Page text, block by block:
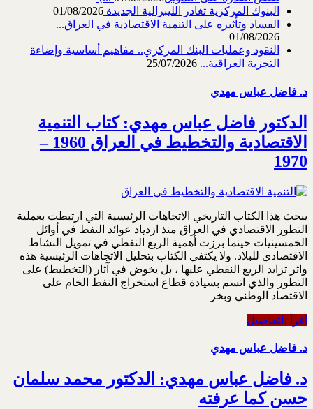
البنوك المركزية تغادر الليبرالية الجديدة 01/08/2026
الفساد وتأثيره على التنمية الاقتصادية في العراق...
01/08/2026
النقود وعمليات البنك المركزي.. مفاهيم أساسية وإضاءة
التجربة العراقية... 25/07/2026
د. فاضل عباس مهدي
الدكتور فاضل عباس مهدي: كتاب التنمية
الاقتصادية والتخطيط في العراق 1960 –
1970
يبحث هذا الكتاب التاريخي الاتجاهات الرئيسية التي ارتبطت بعملية
التطور الاقتصادي في العراق منذ ازدياد عوائد النفط في أوائل
الخمسينيات حينما برزت أهمية الريع النفطي في تمويل النشاط
الاقتصادي للبلاد. ولا يكتفي الكتاب بتحليل الاتجاهات الرئيسية هذه
واثر تزايد الريع النفطي عليها ، بل يخوض في آثار (التخطيط) على
التطور والذي اتسم بسيادة قطاع استخراج النفط الخام على
الاقتصاد الوطني وبخر
اقرأ التفاصيل
د. فاضل عباس مهدي
د. فاضل عباس مهدي: الدكتور محمد سلمان
حسن كما عرفته